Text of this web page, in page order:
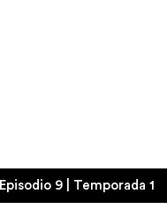
Episodio 9 | Temporada 1